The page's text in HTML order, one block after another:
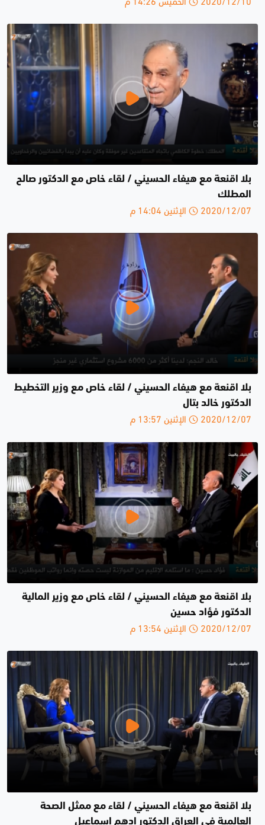
بلا اقنعة مع هيفاء الحسيني / لقاء خاص مع الدكتور صالح
المطلك
2020/12/07 الإثنين 14:04 م
بلا اقنعة مع هيفاء الحسيني / لقاء خاص مع وزير التخطيط
الدكتور خالد بتال
2020/12/07 الإثنين 13:57 م
بلا اقنعة مع هيفاء الحسيني / لقاء خاص مع وزير المالية
الدكتور فؤاد حسين
2020/12/07 الإثنين 13:54 م
بلا اقنعة مع هيفاء الحسيني / لقاء مع ممثل الصحة
العالمية في العراق الدكتور ادهم اسماعيل